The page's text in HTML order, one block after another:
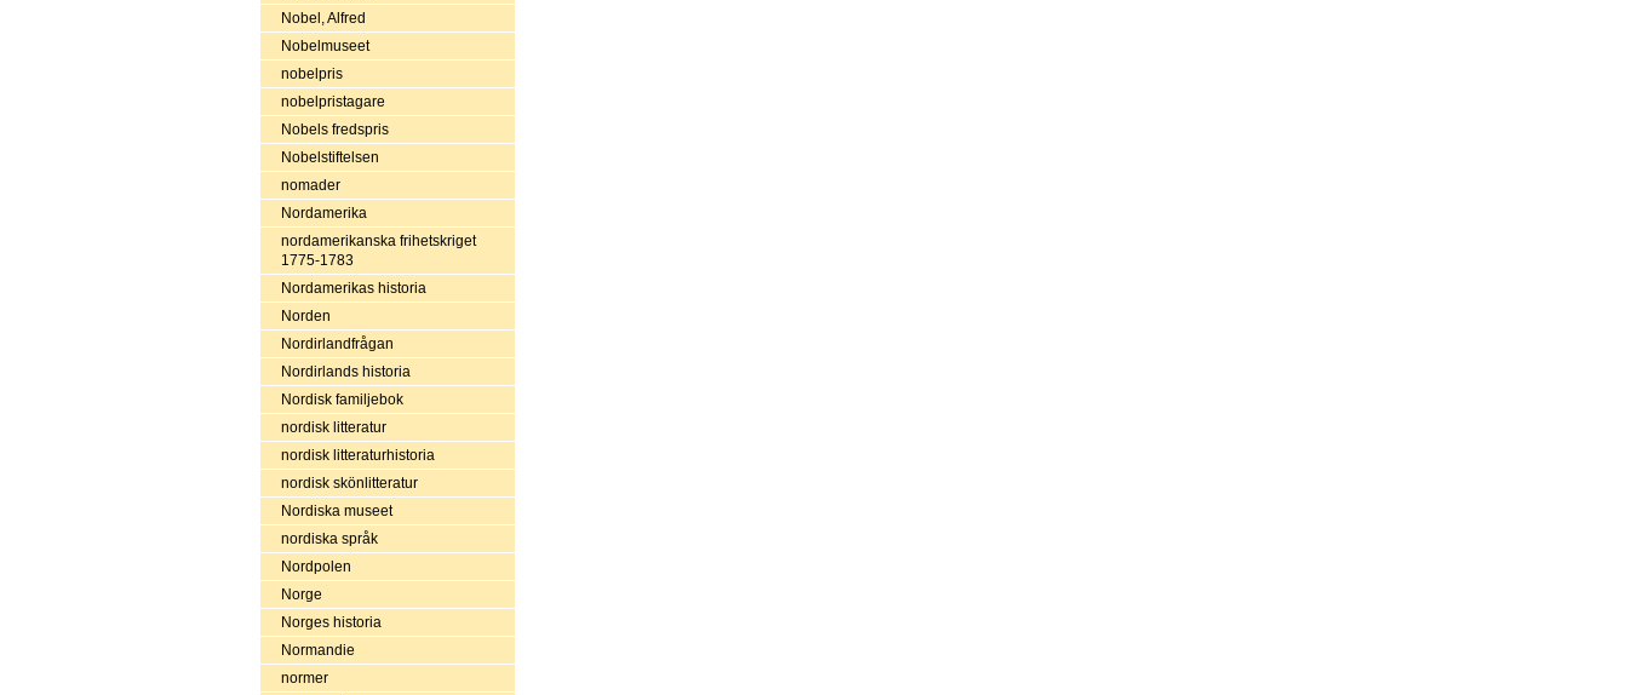
Nobel, Alfred
Nobelmuseet
nobelpris
nobelpristagare
Nobels fredspris
Nobelstiftelsen
nomader
Nordamerika
nordamerikanska frihetskriget
1775-1783
Nordamerikas historia
Norden
Nordirlandfrågan
Nordirlands historia
Nordisk familjebok
nordisk litteratur
nordisk litteraturhistoria
nordisk skönlitteratur
Nordiska museet
nordiska språk
Nordpolen
Norge
Norges historia
Normandie
normer